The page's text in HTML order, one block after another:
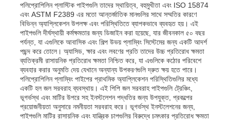
পলিপ্রোপিলিন প্লাস্টিক পাইপগুলি তাদের স্থায়িত্ব, বহুমুখীতা এবং ISO 15874
এবং ASTM F2389 এর মতো আন্তর্জাতিক মানগুলির সাথে সম্মতির কারণে
বিভিন্ন অ্যাপ্লিকেশন উপলক্ষ এবং পরিস্থিতিতে ব্যাপকভাবে ব্যবহৃত হয়। এই
পাইপগুলি দীর্ঘস্থায়ী কর্মক্ষমতার জন্য ডিজাইন করা হয়েছে, যার জীবনকাল ৫০ বছর
পর্যন্ত, যা এগুলিকে আবাসিক এবং শিল্প উভয় প্লাম্বিং সিস্টেমের জন্য একটি আদর্শ
পছন্দ করে তোলে। অ্যাসিড, ক্ষার এবং লবণের প্রতি তাদের উচ্চ প্রতিরোধ ক্ষমতা
ব্যতিক্রমী রাসায়নিক প্রতিরোধ ক্ষমতা নিশ্চিত করে, যা এগুলিকে কঠোর পরিবেশে
ব্যবহার করার অনুমতি দেয় যেখানে অন্যান্য উপকরণগুলি দ্রুত ক্ষয় হতে পারে।
পলিপ্রোপিলিন প্লাম্বিং পাইপের প্রাথমিক অ্যাপ্লিকেশন পরিস্থিতিগুলির মধ্যে
একটি হল জল সরবরাহ ব্যবস্থায়। এই পিপি জল সরবরাহ পাইপগুলি ট্রেঞ্চিং,
ভূগর্ভস্থ এবং মাটির উপরে সহ ইনস্টলেশন পদ্ধতির জন্য উপযুক্ত, প্রকল্পের
প্রয়োজনীয়তা অনুসারে নমনীয়তা সরবরাহ করে। ভূগর্ভস্থ ইনস্টলেশনের জন্য,
পাইপগুলি মাটির রাসায়নিক এবং যান্ত্রিক চাপগুলির বিরুদ্ধে চমৎকার প্রতিরোধ ক্ষমতা